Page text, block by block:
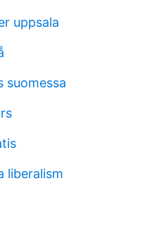
uppsala
suomessa
liberalism